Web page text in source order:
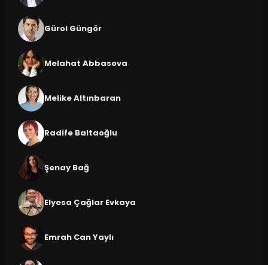
Gürol Güngör
Melahat Abbasova
Melike Altınbaran
Radife Baltaoğlu
Şenay Bağ
Elyesa Çağlar Evkaya
Emrah Can Yaylı